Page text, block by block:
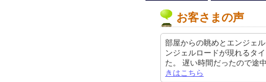
お客さまの声
部屋からの眺めとエンジェ
ンジェルロードが現れるタ
た。 遅い時間だったので
きはこちら